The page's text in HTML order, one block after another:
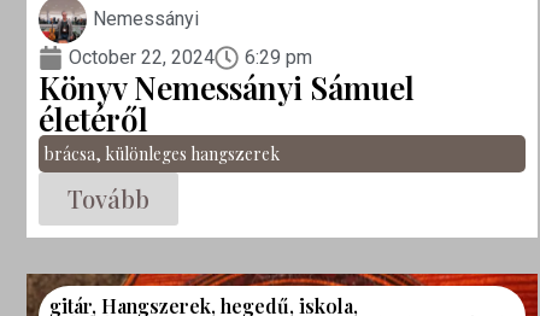
Nemessányi
October 22, 2024
6:29 pm
Könyv Nemessányi Sámuel
életéről
brácsa, különleges hangszerek
Tovább
gitár, Hangszerek,hegedű,iskola,